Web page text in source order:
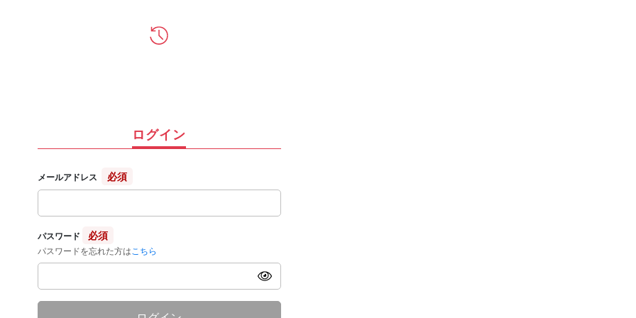
ログイン
メールアドレス 必須
パスワード 必須
パスワードを忘れた方は こちら